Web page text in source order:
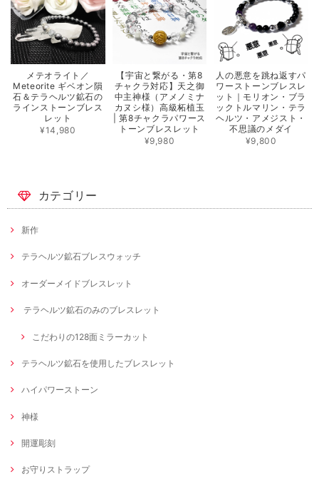
メテオライト／
Meteorite ギベオン隕
石＆テラヘルツ鉱石の
ラインストーンブレス
レット
¥14,980
【宇宙と繋がる・第8
チャクラ対応】天之御
中主神様（アメノミナ
カヌシ様）高級柘植玉
| 第8チャクラパワース
トーンブレスレット
¥9,980
人の悪意を跳ね返すパ
ワーストーンブレスレ
ット｜モリオン・ブラ
ックトルマリン・テラ
ヘルツ・アメジスト・
不思議のメダイ
¥9,800
カテゴリー
新作
テラヘルツ鉱石ブレスウォッチ
オーダーメイドブレスレット
テラヘルツ鉱石のみのブレスレット
こだわりの128面ミラーカット
テラヘルツ鉱石を使用したブレスレット
ハイパワーストーン
神様
開運彫刻
お守りストラップ